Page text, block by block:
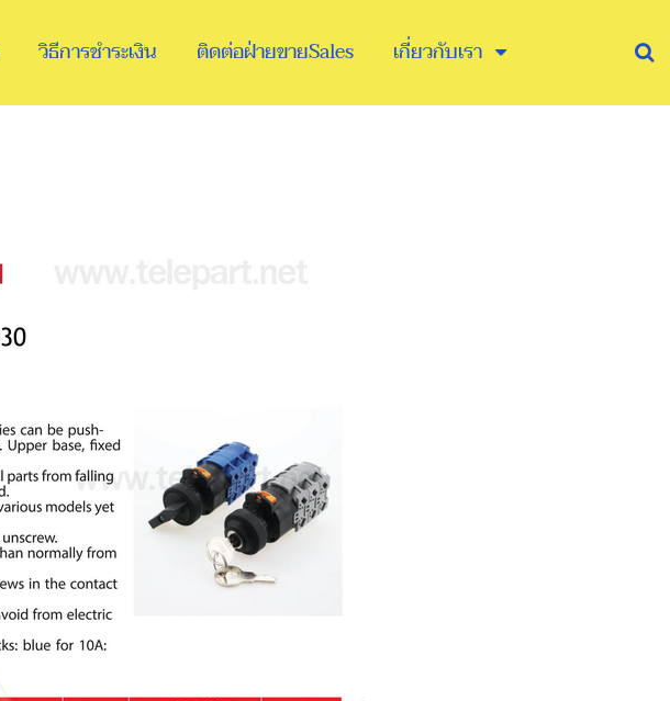
วิธีการชำระเงิน ติดต่อฝ่ายขายSales เกี่ยวกับเรา